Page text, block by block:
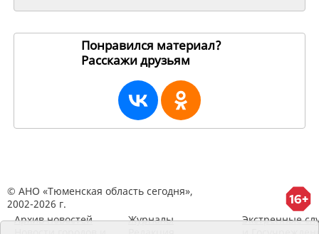
Понравился материал?
Расскажи друзьям
© АНО «Тюменская область сегодня»,
2002-2026 г.
Архив новостей
Журналы
Экстренные